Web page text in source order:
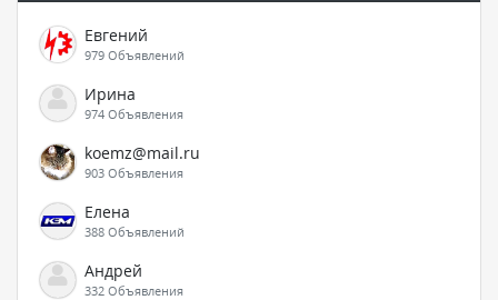
Евгений
979 Объявлений
Ирина
974 Объявления
koemz@mail.ru
903 Объявления
Елена
388 Объявлений
Андрей
332 Объявления